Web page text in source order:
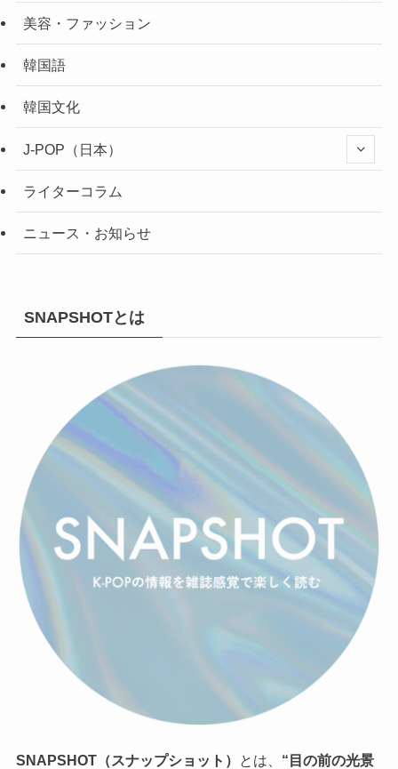
美容・ファッション
韓国語
韓国文化
J-POP（日本）
ライターコラム
ニュース・お知らせ
SNAPSHOTとは
SNAPSHOT（スナップショット） とは、 “目の前の光景